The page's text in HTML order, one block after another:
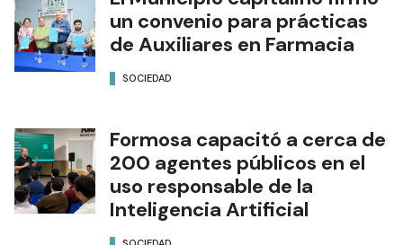
un convenio para prácticas
de Auxiliares en Farmacia
SOCIEDAD
Formosa capacitó a cerca de
200 agentes públicos en el
uso responsable de la
Inteligencia Artificial